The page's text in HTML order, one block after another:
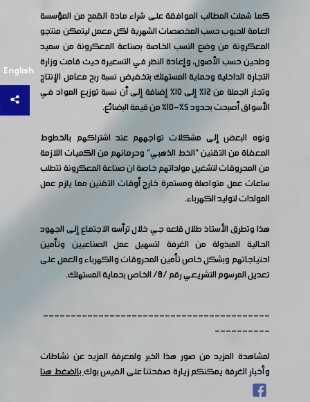
English
كما شملت المطالب الموافقة على شراء مادة القمح من المؤسسة
العامة للحبوب حسب المخصصات الشهرية لكل معمل ليتمكن منتجو
المعكرونة من وضع النسب الخاصة بصناعة المعكرونة من سميد
وطحين حسب الأصول، وإعادة النظر في التسعيرة حيث قامت وزارة
التجارة الداخلية وحماية المستهلك بتخفيض نسبة ربح معامل الإنتاج
وتجار الجملة من 12% إلى 10% إضافة إلى أن نسبة توزيع المواد في
الأسواق أصبحت بحدود 5%-10% من قيمة البضائع.
ونوه البعض إلى مشكلات تواجههم عند اشتراكهم بالخطوط
المعفاة من التقنين "الخط الذهبي" وحرمانهم من الكميات اللازمة
من المحروقات لتشغيل مولداتهم خاصة ان صناعة المعكرونة تتطلب
ساعات عمل متواصلة ومستمرة خارج أوقات التقنين مما يلزم عمل
المولدات لتوليد الكهرباء.
هذا وتطرق الأستاذ طلال قلعه جي خلال ترأسه الاجتماع إلى الجهود
الحالية المبذولة من الغرفة لتسهيل عمل الصناعيين وتأمين
احتياجاتهم وبشكل خاص تأمين المحروقات والكهرباء والعمل على
تعديل المرسوم التشريعي رقم /8/ الخاص بحماية المستهلك.
-----------------------------------------
----------
لمشاهدة المزيد من صور هذا الخبر ولمعرفة المزيد عن نشاطات
وأخبار الغرفة يمكنكم زيارة صفحتنا على الفيس بوكبالضغط هنا